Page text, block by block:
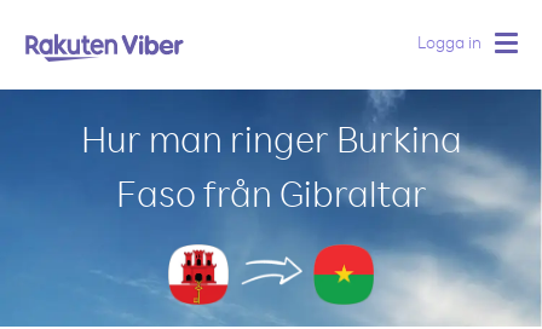
Logga in
Hur man ringer Burkina
Faso från Gibraltar